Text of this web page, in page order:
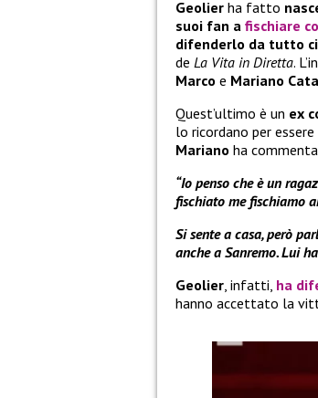
Geolier ha fatto
suoi fan a fischiare
difenderlo da tutto
de La Vita in Diretta.
Marco e Mariano
Quest’ultimo è un ex
lo ricordano per
Mariano ha
“Io penso che è un
fischiato me fischiamo
Si sente a casa, però
anche a Sanremo. Lui
Geolier, infatti, ha
hanno accettato la